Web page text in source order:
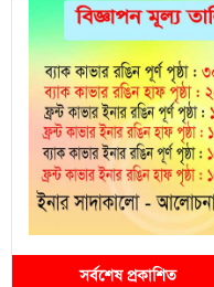
সর্বশেষ প্রকাশিত